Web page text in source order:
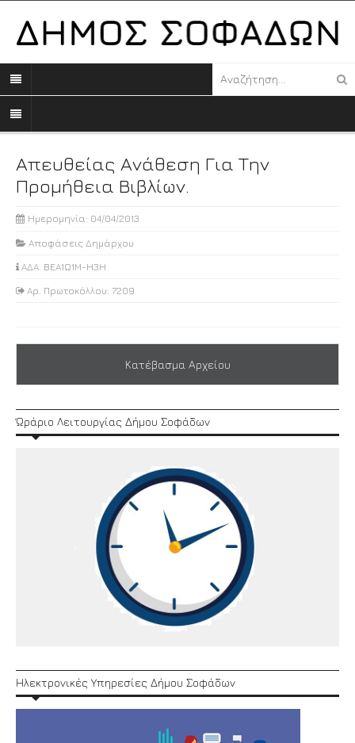
Απευθείας Ανάθεση Για Την
Προμήθεια Βιβλίων.
Ημερομηνία: 04/04/2013
Αποφάσεις Δημάρχου
ΑΔΑ: ΒΕΑ1Ω1Μ-Η3Η
Αρ. Πρωτοκόλλου: 7209
Κατέβασμα Αρχείου
Ώράριο Λειτουργίας Δήμου Σοφάδων
Ηλεκτρονικές Υπηρεσίες Δήμου Σοφάδων